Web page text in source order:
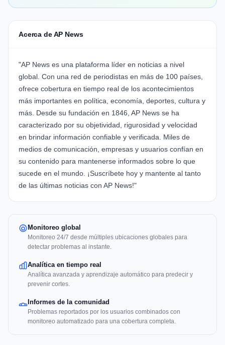
Acerca de AP News
"AP News es una plataforma líder en noticias a nivel
global. Con una red de periodistas en más de 100 países,
ofrece cobertura en tiempo real de los acontecimientos
más importantes en política, economía, deportes, cultura y
más. Desde su fundación en 1846, AP News se ha
caracterizado por su objetividad, rigurosidad y velocidad
en brindar información confiable y verificada. Miles de
medios de comunicación, empresas y usuarios confían en
su contenido para mantenerse informados sobre lo que
sucede en el mundo. ¡Suscríbete hoy y mantente al tanto
de las últimas noticias con AP News!"
Monitoreo global
Monitoreo 24/7 desde múltiples ubicaciones globales para
detectar problemas al instante.
Analítica en tiempo real
Analítica avanzada y aprendizaje automático para predecir y
prevenir cortes.
Informes de la comunidad
Problemas reportados por los usuarios combinados con
monitoreo automatizado para una cobertura completa.